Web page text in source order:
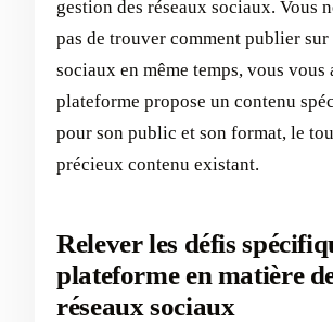
gestion des réseaux sociaux. Vous
pas de trouver comment publier sur
sociaux en même temps, vous vous
plateforme propose un contenu
pour son public et son format, le
précieux contenu existant.
Relever les défis
plateforme en matière
réseaux sociaux